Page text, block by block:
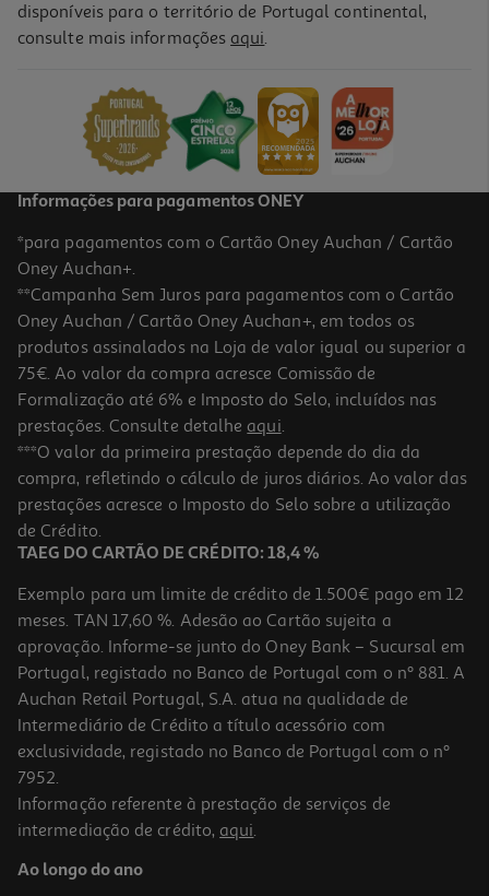
disponíveis para o território de Portugal continental,
consulte mais informações aqui.
Informações para pagamentos ONEY
*para pagamentos com o Cartão Oney Auchan / Cartão
Oney Auchan+.
**Campanha Sem Juros para pagamentos com o Cartão
Oney Auchan / Cartão Oney Auchan+, em todos os
produtos assinalados na Loja de valor igual ou superior a
75€. Ao valor da compra acresce Comissão de
Formalização até 6% e Imposto do Selo, incluídos nas
prestações. Consulte detalhe aqui.
***O valor da primeira prestação depende do dia da
compra, refletindo o cálculo de juros diários. Ao valor das
prestações acresce o Imposto do Selo sobre a utilização
de Crédito.
TAEG DO CARTÃO DE CRÉDITO: 18,4 %
Exemplo para um limite de crédito de 1.500€ pago em 12
meses. TAN 17,60 %. Adesão ao Cartão sujeita a
aprovação. Informe-se junto do Oney Bank – Sucursal em
Portugal, registado no Banco de Portugal com o nº 881. A
Auchan Retail Portugal, S.A. atua na qualidade de
Intermediário de Crédito a título acessório com
exclusividade, registado no Banco de Portugal com o nº
7952.
Informação referente à prestação de serviços de
intermediação de crédito, aqui.
Ao longo do ano